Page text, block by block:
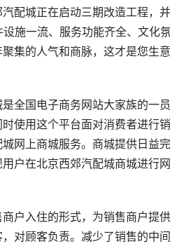
配城正在启动三期改造工程，
施一流、服务功能齐全、文化
集的人气和商脉，这才是您生
全国电子商务网站大家族的一
使用这个平台面对消费者进行
网上商城服务。商城提供日益
户在北京西郊汽配城商城进行
户入住的形式，为销售商户提
对顾客负责。减少了销售的中